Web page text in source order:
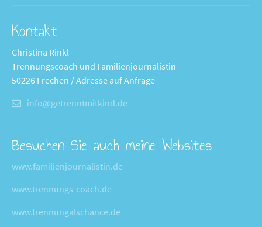
Kontakt
Christina Rinkl
Trennungscoach und Familienjournalistin
50226 Frechen / Adresse auf Anfrage
info@getrenntmitkind.de
Besuchen Sie auch meine Websites
www.familienjournalistin.de
www.trennungs-coach.de
www.trennungalschance.de